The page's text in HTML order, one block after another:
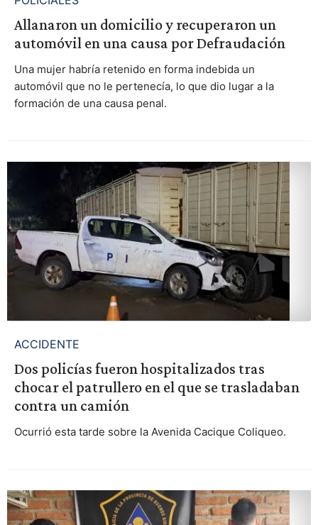
Allanaron un domicilio y recuperaron un
automóvil en una causa por Defraudación
Una mujer habría retenido en forma indebida un
automóvil que no le pertenecía, lo que dio lugar a la
formación de una causa penal.
ACCIDENTE
Dos policías fueron hospitalizados tras
chocar el patrullero en el que se trasladaban
contra un camión
Ocurrió esta tarde sobre la Avenida Cacique Coliqueo.